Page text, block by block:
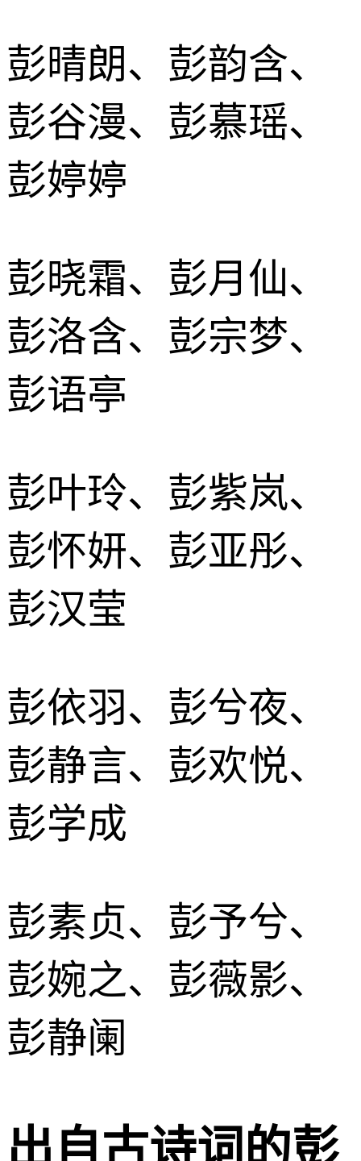
彭晴朗、彭韵含、
彭谷漫、彭慕瑶、
彭婷婷
彭晓霜、彭月仙、
彭洛含、彭宗梦、
彭语亭
彭叶玲、彭紫岚、
彭怀妍、彭亚彤、
彭汉莹
彭依羽、彭兮夜、
彭静言、彭欢悦、
彭学成
彭素贞、彭予兮、
彭婉之、彭薇影、
彭静阑
出自古诗词的彭